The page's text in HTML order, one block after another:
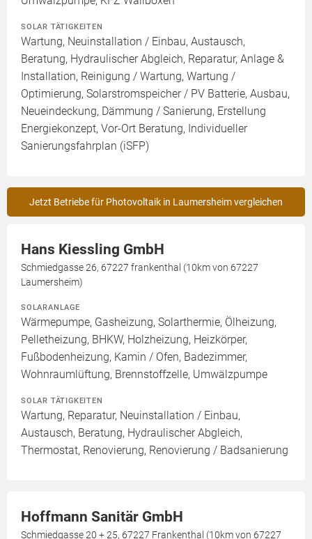
SOLAR TÄTIGKEITEN
Wartung, Neuinstallation / Einbau, Austausch,
Beratung, Hydraulischer Abgleich, Reparatur, Anlage &
Installation, Reinigung / Wartung, Wartung /
Optimierung, Solarstromspeicher / PV Batterie, Ausbau,
Neueindeckung, Dämmung / Sanierung, Erstellung
Energiekonzept, Vor-Ort Beratung, Individueller
Sanierungsfahrplan (iSFP)
Jetzt Betriebe für Photovoltaik in Laumersheim vergleichen
Hans Kiessling GmbH
Schmiedgasse 26, 67227 frankenthal (10km von 67227
Laumersheim)
SOLARANLAGE
Wärmepumpe, Gasheizung, Solarthermie, Ölheizung,
Pelletheizung, BHKW, Holzheizung, Heizkörper,
Fußbodenheizung, Kamin / Ofen, Badezimmer,
Wohnraumlüftung, Brennstoffzelle, Umwälzpumpe
SOLAR TÄTIGKEITEN
Wartung, Reparatur, Neuinstallation / Einbau,
Austausch, Beratung, Hydraulischer Abgleich,
Thermostat, Renovierung, Renovierung / Badsanierung
Hoffmann Sanitär GmbH
Schmiedgasse 20 + 25, 67227 Frankenthal (10km von 67227